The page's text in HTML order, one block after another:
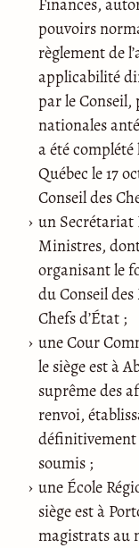
pouvoirs
règlement de
applicabilité
par le Conseil,
nationales
a été
Québec le 17
Conseil des
un Secrétariat
Ministres,
organisant le
du Conseil
Chefs d’État ;
une Cour
le siège est à
suprême des
renvoi,
soumis ;
une École
siège est à
magistrats au